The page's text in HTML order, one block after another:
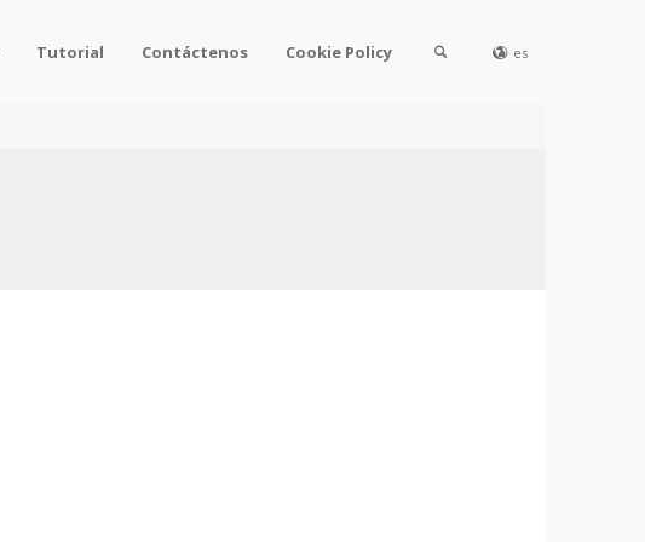
Tutorial Contáctenos Cookie Policy es